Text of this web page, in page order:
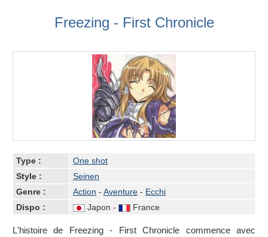
Freezing - First Chronicle
Type :
One shot
Style :
Seinen
Genre :
Action - Aventure - Ecchi
Dispo :
Japon - France
L'histoire de Freezing - First Chronicle commence avec